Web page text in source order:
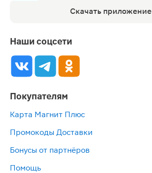
Скачать приложение
Наши соцсети
Покупателям
Карта Магнит Плюс
Промокоды Доставки
Бонусы от партнёров
Помощь